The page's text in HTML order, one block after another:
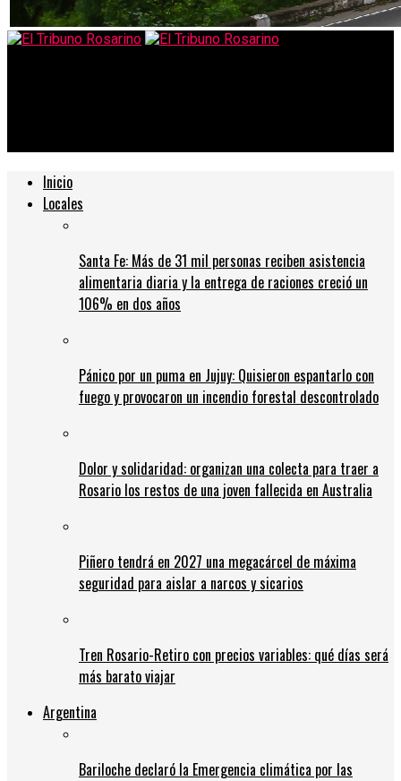
Inicio
Locales
Santa Fe: Más de 31 mil personas reciben asistencia
alimentaria diaria y la entrega de raciones creció un
106% en dos años
Pánico por un puma en Jujuy: Quisieron espantarlo con
fuego y provocaron un incendio forestal descontrolado
Dolor y solidaridad: organizan una colecta para traer a
Rosario los restos de una joven fallecida en Australia
Piñero tendrá en 2027 una megacárcel de máxima
seguridad para aislar a narcos y sicarios
Tren Rosario-Retiro con precios variables: qué días será
más barato viajar
Argentina
Bariloche declaró la Emergencia climática por las